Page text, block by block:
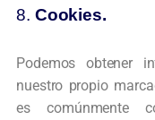
8. Cookies.
Podemos obtener
nuestro propio
es comúnmente